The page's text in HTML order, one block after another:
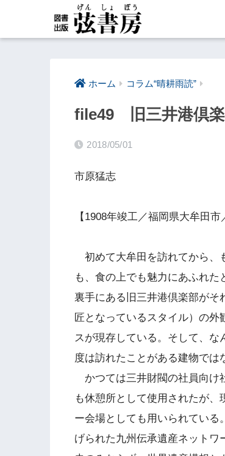
ホーム コラム“晴耕雨読”
file49 旧三井港倶
2018/05/01
市原猛志
【1908年竣工／福岡県大牟田市
初めて大牟田を訪れてから、
も、食の上でも魅力にあふれ
裏手にある旧三井港倶楽部が
匠となっているスタイル）の外
スが現存している。そして、
度は訪れたことがある建物では
かつては三井財閥の社員向け
も休憩所として使用されたが
ー会場としても用いられている
げられた九州伝承遺産ネット